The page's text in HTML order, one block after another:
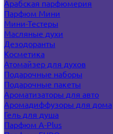
Арабская парфюмерия
Парфюм Мини
Мини-Тестеры
Масляные духи
Дезодоранты
Косметика
Атомайзер для духов
Подарочные наборы
Подарочные пакеты
Ароматизаторы для авто
Аромадиффузоры для дома
Гель для душа
Парфюм A-Plus